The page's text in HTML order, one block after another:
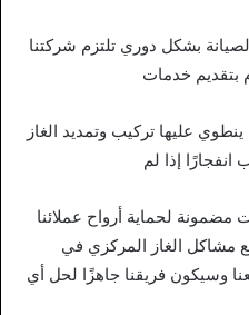
بشكل دوري تلتزم شركتنا
بتقديم خدمات
ينطوي عليها تركيب وتمديد الغاز
إذا لم
لحماية أرواح عملائنا
مشاكل الغاز المركزي في
وسيكون فريقنا جاهزًا لحل أي